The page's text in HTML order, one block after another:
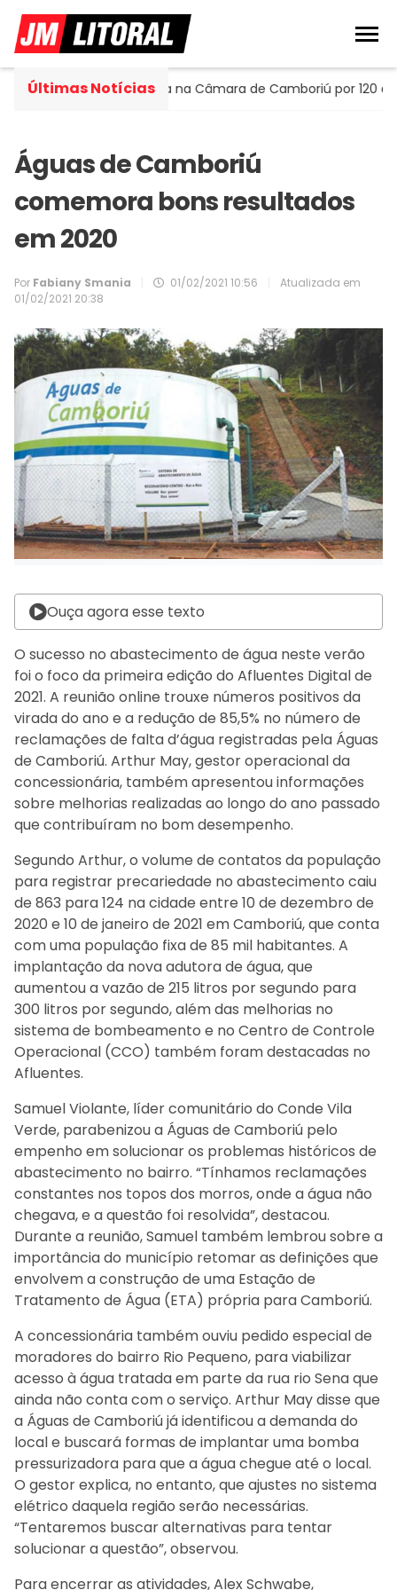
Últimas Notícias
assume cadeira na Câmara de Camboriú por 120 dias
Águas de Camboriú
comemora bons resultados
em 2020
Por Fabiany Smania 01/02/2021 10:56
Atualizada em
01/02/2021 20:38
Ouça agora esse texto
O sucesso no abastecimento de água neste verão
foi o foco da primeira edição do Afluentes Digital de
2021. A reunião online trouxe números positivos da
virada do ano e a redução de 85,5% no número de
reclamações de falta d’água registradas pela Águas
de Camboriú. Arthur May, gestor operacional da
concessionária, também apresentou informações
sobre melhorias realizadas ao longo do ano passado
que contribuíram no bom desempenho.
Segundo Arthur, o volume de contatos da população
para registrar precariedade no abastecimento caiu
de 863 para 124 na cidade entre 10 de dezembro de
2020 e 10 de janeiro de 2021 em Camboriú, que conta
com uma população fixa de 85 mil habitantes. A
implantação da nova adutora de água, que
aumentou a vazão de 215 litros por segundo para
300 litros por segundo, além das melhorias no
sistema de bombeamento e no Centro de Controle
Operacional (CCO) também foram destacadas no
Afluentes.
Samuel Violante, líder comunitário do Conde Vila
Verde, parabenizou a Águas de Camboriú pelo
empenho em solucionar os problemas históricos de
abastecimento no bairro. “Tínhamos reclamações
constantes nos topos dos morros, onde a água não
chegava, e a questão foi resolvida”, destacou.
Durante a reunião, Samuel também lembrou sobre a
importância do município retomar as definições que
envolvem a construção de uma Estação de
Tratamento de Água (ETA) própria para Camboriú.
A concessionária também ouviu pedido especial de
moradores do bairro Rio Pequeno, para viabilizar
acesso à água tratada em parte da rua rio Sena que
ainda não conta com o serviço. Arthur May disse que
a Águas de Camboriú já identificou a demanda do
local e buscará formas de implantar uma bomba
pressurizadora para que a água chegue até o local.
O gestor explica, no entanto, que ajustes no sistema
elétrico daquela região serão necessárias.
“Tentaremos buscar alternativas para tentar
solucionar a questão”, observou.
Para encerrar as atividades, Alex Schwabe,